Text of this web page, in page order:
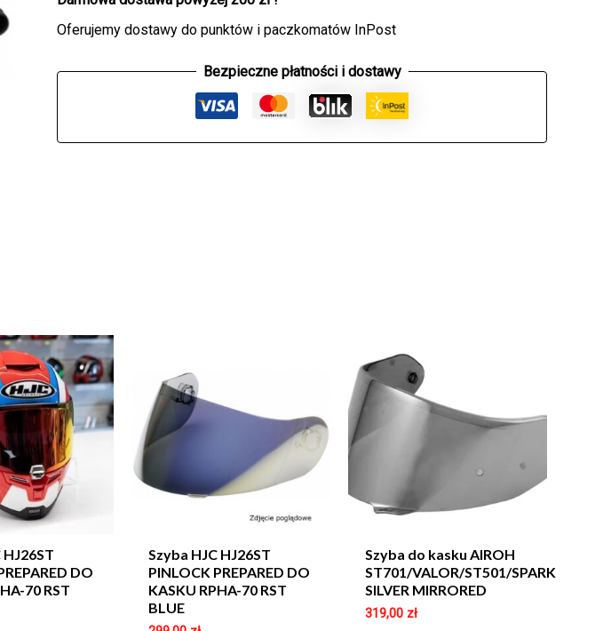
Oferujemy dostawy do punktów i paczkomatów InPost
Bezpieczne płatności i dostawy
HJ26ST
DO
70 RST
Szyba HJC HJ26ST
PINLOCK PREPARED DO
KASKU RPHA-70 RST
BLUE
Szyba do kasku AIROH
ST701/VALOR/ST501/SPARK
SILVER MIRRORED
319,00 zł